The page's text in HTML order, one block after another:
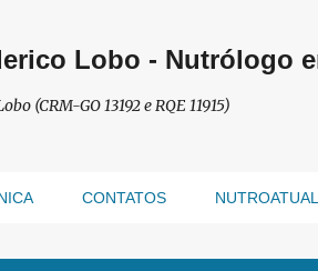
Lobo - Nutrólogo
(CRM-GO 13192 e RQE 11915)
CONTATOS NUTROATUAL